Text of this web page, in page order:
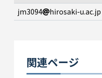
jm3094
hirosaki-u.ac.jp
関連ページ